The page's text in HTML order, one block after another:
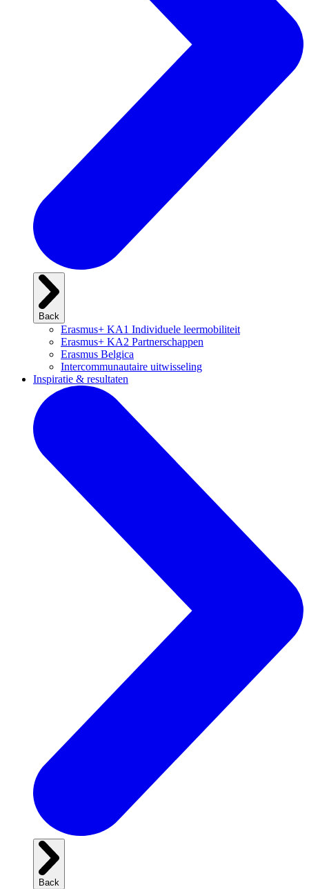
Back
Erasmus+ KA1 Individuele leermobiliteit
Erasmus+ KA2 Partnerschappen
Erasmus Belgica
Intercommunautaire uitwisseling
Inspiratie & resultaten
Back